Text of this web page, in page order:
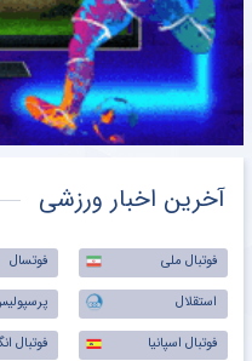
آخرین اخبار ورزشی
فوتبال ملی فوتسال
استقلال
فوتبال اسپانیا
فوتبال